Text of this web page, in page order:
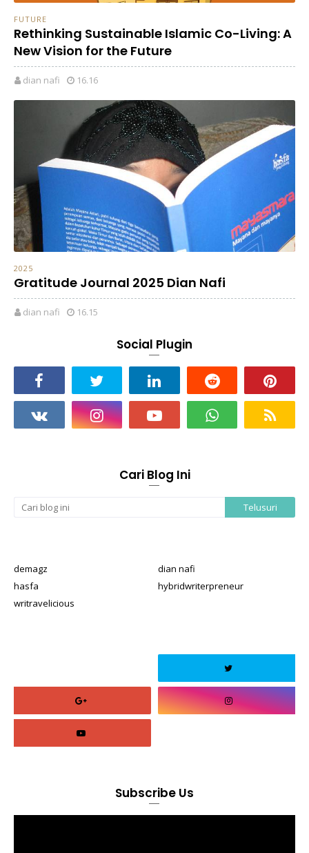
FUTURE
Rethinking Sustainable Islamic Co-Living: A
New Vision for the Future
dian nafi 16.16
2025
Gratitude Journal 2025 Dian Nafi
dian nafi 16.15
Social Plugin
Cari Blog Ini
demagz
dian nafi
hasfa
hybridwriterpreneur
writravelicious
Subscribe Us